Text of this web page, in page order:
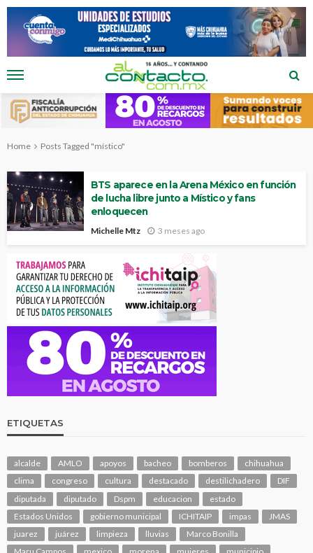
Home Posts Tagged "místico"
BTS aparece en la Arena México en función
de lucha libre junto a Místico y fans
enloquecen
Michelle Mtz 3 meses ago
ETIQUETAS
alcalde AMLO apoyos bacheo bomberos
chihuahua
clima
congreso cultura destacado destilichadero
DIF
diputada
diputado Dspm educacion
estado
Estados Unidos
gobierno municipal ICHITAIP impas
JMAS
juarez
juárez limpieza lluvias
Marco Bonilla